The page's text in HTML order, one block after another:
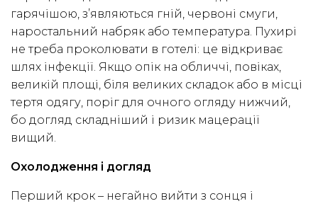
гарячішою, з’являються гній, червоні смуги,
наростальний набряк або температура. Пухирі
не треба проколювати в готелі: це відкриває
шлях інфекції. Якщо опік на обличчі, повіках,
великій площі, біля великих складок або в місці
тертя одягу, поріг для очного огляду нижчий,
бо догляд складніший і ризик мацерації
вищий.
Охолодження і догляд
Перший крок – негайно вийти з сонця і